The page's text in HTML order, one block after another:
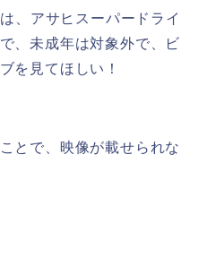
、アサヒスーパードライ
、未成年は対象外で、ビ
を見てほしい！
とで、映像が載せられな